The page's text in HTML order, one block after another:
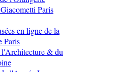
Paris
en ligne de la
Paris
l'Architecture & du